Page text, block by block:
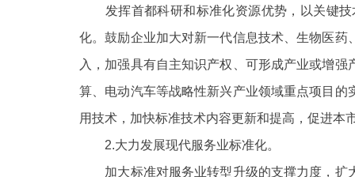
发挥首都科研和标准化资源优势，以关键技
化。鼓励企业加大对新一代信息技术、生物医药
入，加强具有自主知识产权、可形成产业或增
算、电动汽车等战略性新兴产业领域重点项目
用技术，加快标准技术内容更新和提高，促进本
2.大力发展现代服务业标准化。
加大标准对服务业转型升级的支撑力度，扩